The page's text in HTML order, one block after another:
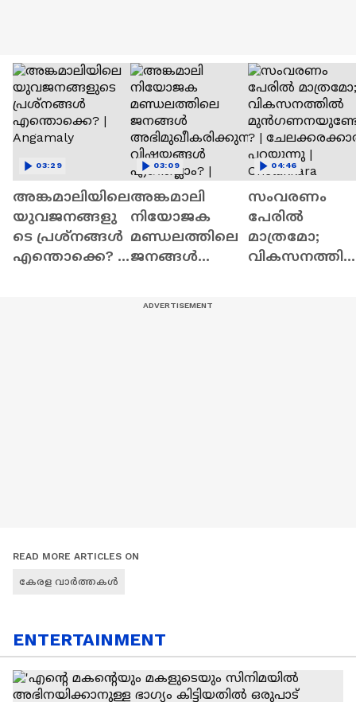
അങ്കമാലിയിലെ
യുവജനങ്ങളു
ടെ പ്രശ്നങ്ങൾ
എന്തൊക്കെ? |
03:29
അങ്കമാലി
നിയോജക
മണ്ഡലത്തിലെ
ജനങ്ങൾ
03:09
സംവരണം
പേരിൽ
മാത്രമോ;
04:46
READ MORE ARTICLES ON
കേരള വാർത്തകൾ
ENTERTAINMENT